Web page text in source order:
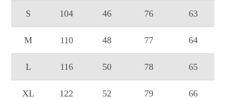
S 104 46 76 63
M 110 48 77 64
L 116 50 78 65
XL 122 52 79 66